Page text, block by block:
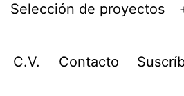
Selección de proyectos
C.V. Contacto